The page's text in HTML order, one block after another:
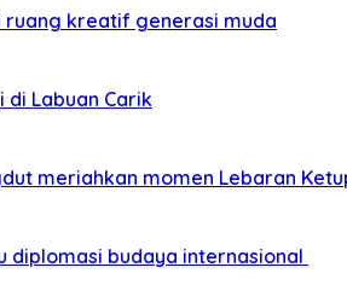
ruang kreatif generasi muda
Labuan Carik
meriahkan momen Lebaran
diplomasi budaya internasional